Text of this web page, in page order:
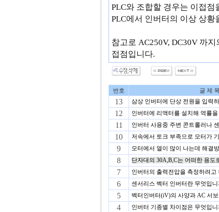
PLC와 조합할 경우는 이접
PLC에서 인버터의 이상 상
참고로 AC250V, DC30V 까
접점입니다.
번호 글 제
13 삼상 인버터에 단상 전원을 입력
12 인버터에 리액터를 설치해 역률
11 인버터 사용중 주변 콘트롤러나
10 저속에서 토크 부족으로 모터가
9 모터에서 열이 많이 나는데 해결
8 단자대의 30A,B,C는 어떠한 용도
7 인버터의 출력전압을 측정하려고
6 센서리스 벡터 인버터란 무엇입니
5 벡터인버터(iV)의 사양과 AC 서
4 인버터 기종별 차이점은 무엇입니